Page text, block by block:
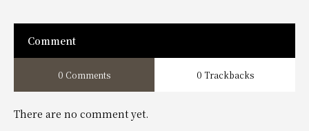
Comment
0 Comments 0 Trackbacks
There are no comment yet.